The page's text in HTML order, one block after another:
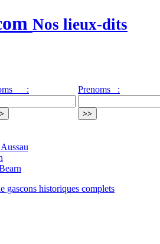
Nos lieux-dits
: Prenoms :
gascons historiques complets